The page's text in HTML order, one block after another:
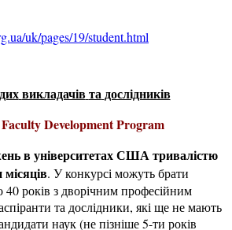
uk/pages/19/student.html
викладачівтадослідників
Development Program
в університетах США тривалістю
. У конкурсі можуть брати
40 років з дворічним професійним
та дослідники, які ще не мають
наук (не пізніше 5-ти років